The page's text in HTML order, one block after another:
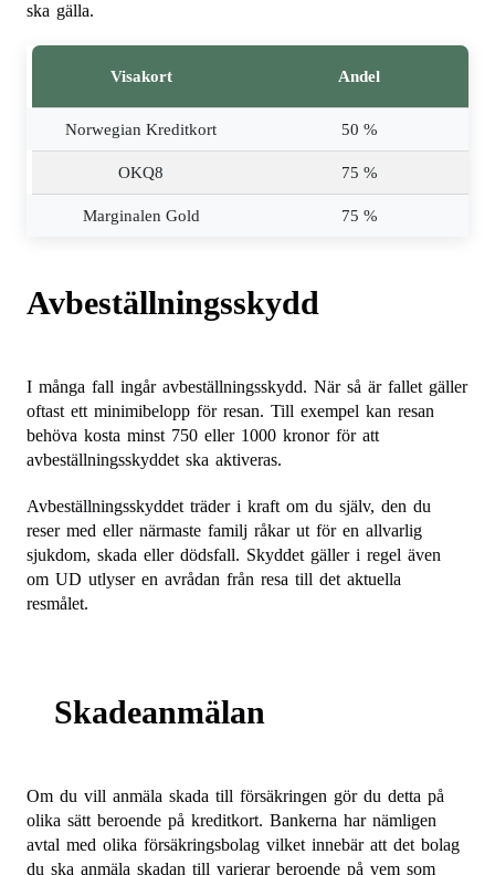
ska gälla.
Visakort Andel
Norwegian Kreditkort 50 %
OKQ8 75 %
Marginalen Gold 75 %
Avbeställningsskydd
I många fall ingår avbeställningsskydd. När så är fallet gäller
oftast ett minimibelopp för resan. Till exempel kan resan
behöva kosta minst 750 eller 1000 kronor för att
avbeställningsskyddet ska aktiveras.
Avbeställningsskyddet träder i kraft om du själv, den du
reser med eller närmaste familj råkar ut för en allvarlig
sjukdom, skada eller dödsfall. Skyddet gäller i regel även
om UD utlyser en avrådan från resa till det aktuella
resmålet.
Skadeanmälan
Om du vill anmäla skada till försäkringen gör du detta på
olika sätt beroende på kreditkort. Bankerna har nämligen
avtal med olika försäkringsbolag vilket innebär att det bolag
du ska anmäla skadan till varierar beroende på vem som